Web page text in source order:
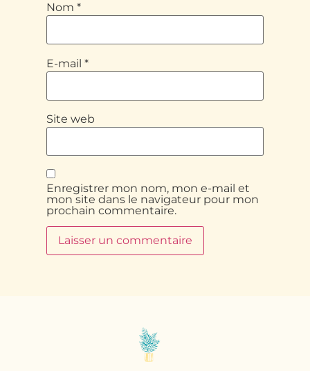
Nom*
E-mail*
Site web
Enregistrer mon nom, mon e-mail et
mon site dans le navigateur pour mon
prochain commentaire.